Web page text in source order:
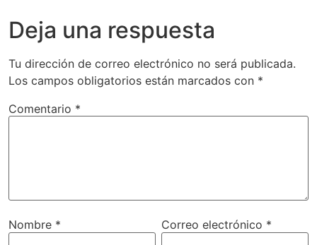
Deja una respuesta
Tu dirección de correo electrónico no será publicada.
Los campos obligatorios están marcados con *
Comentario *
Nombre * Correo electrónico *